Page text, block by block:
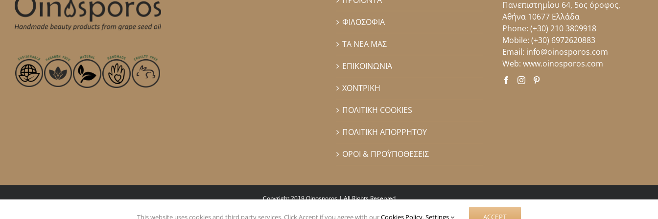
ΦΙΛΟΣΟΦΙΑ
ΤΑ ΝΕΑ ΜΑΣ
ΕΠΙΚΟΙΝΩΝΙΑ
ΧΟΝΤΡΙΚΗ
ΠΟΛΙΤΙΚΗ COOKIES
ΠΟΛΙΤΙΚΗ ΑΠΟΡΡΗΤΟΥ
ΟΡΟΙ & ΠΡΟΫΠΟΘΕΣΕΙΣ
Πανεπιστημίου 64, 5ος όροφος,
Αθήνα 10677 Ελλάδα
Phone: (+30) 210 3809918
Mobile: (+30) 6972620883
Email: info@oinosporos.com
Web: www.oinosporos.com
Copyright 2019 Oinosporos | All Rights Reserved
This website uses cookies and third party services. Click Accept if you agree with ourCookies Policy. Settings ACCEPT